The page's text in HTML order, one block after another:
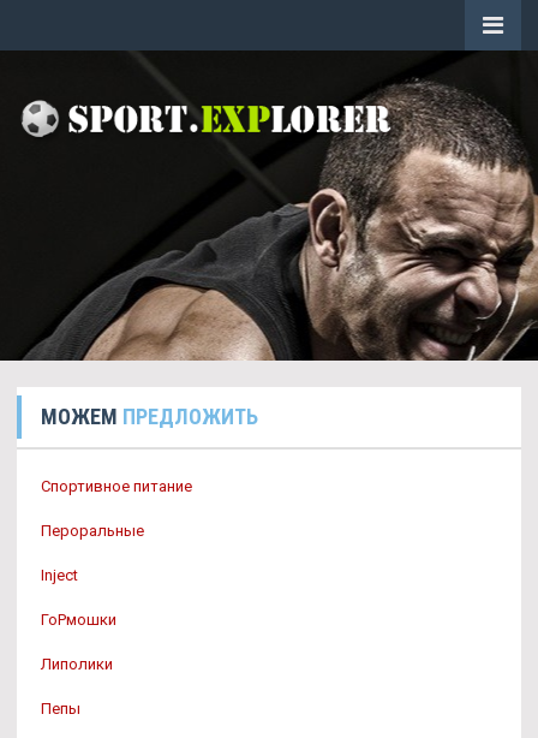
МОЖЕМ ПРЕДЛОЖИТЬ
Спортивное питание
Пероральные
Inject
ГоРмошки
Липолики
Пепы